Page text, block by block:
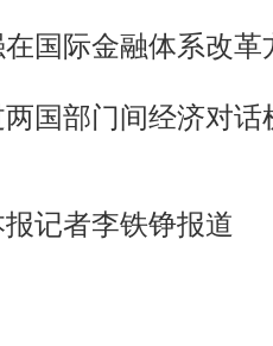
际金融体系改革
部门间经济对话
记者李铁铮报道